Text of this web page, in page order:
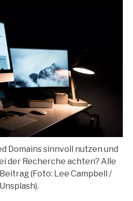
Domains sinnvoll nutzen und
der Recherche achten? Alle
(Foto: Lee Campbell /
Unsplash).